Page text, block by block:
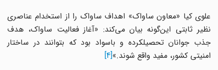
علوی کیا «معاون ساواک» اهداف ساواک را از استخدام عناصری
نظیر ثابتی این‌گونه بیان می‌کند: «آغاز فعالیت ساواک، هدف
جذب جوانان تحصیلکرده و باسواد بود که بتوانند در ساختار
امنیتی کشور، مفید واقع شوند.»[4]